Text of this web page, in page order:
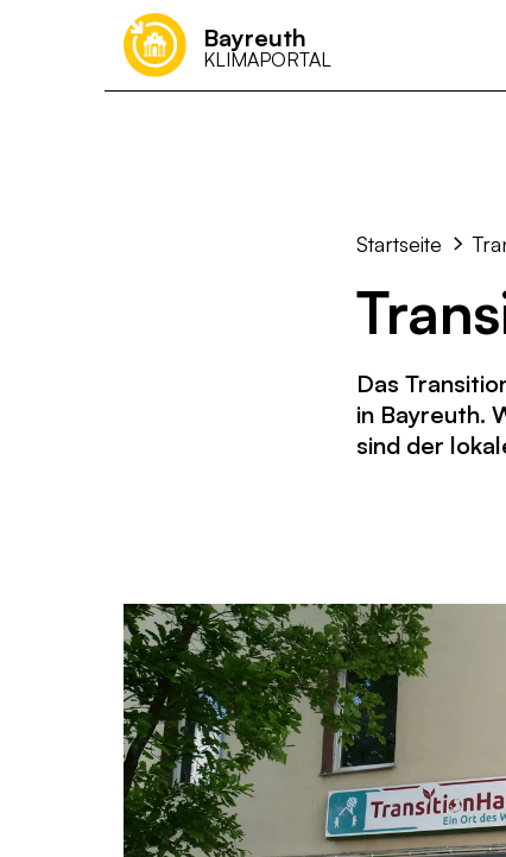
Bayreuth
KLIMAPORTAL
Startseite
Das
in Bayreuth.
sind der